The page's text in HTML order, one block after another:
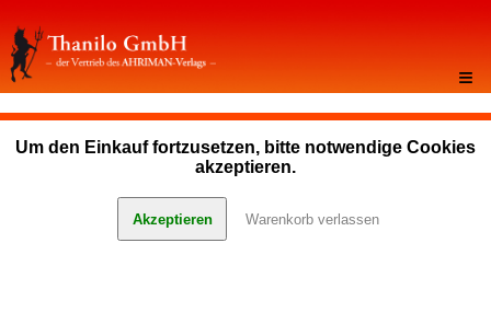
≡
Um den Einkauf fortzusetzen, bitte notwendige Cookies
akzeptieren.
Akzeptieren Warenkorb verlassen